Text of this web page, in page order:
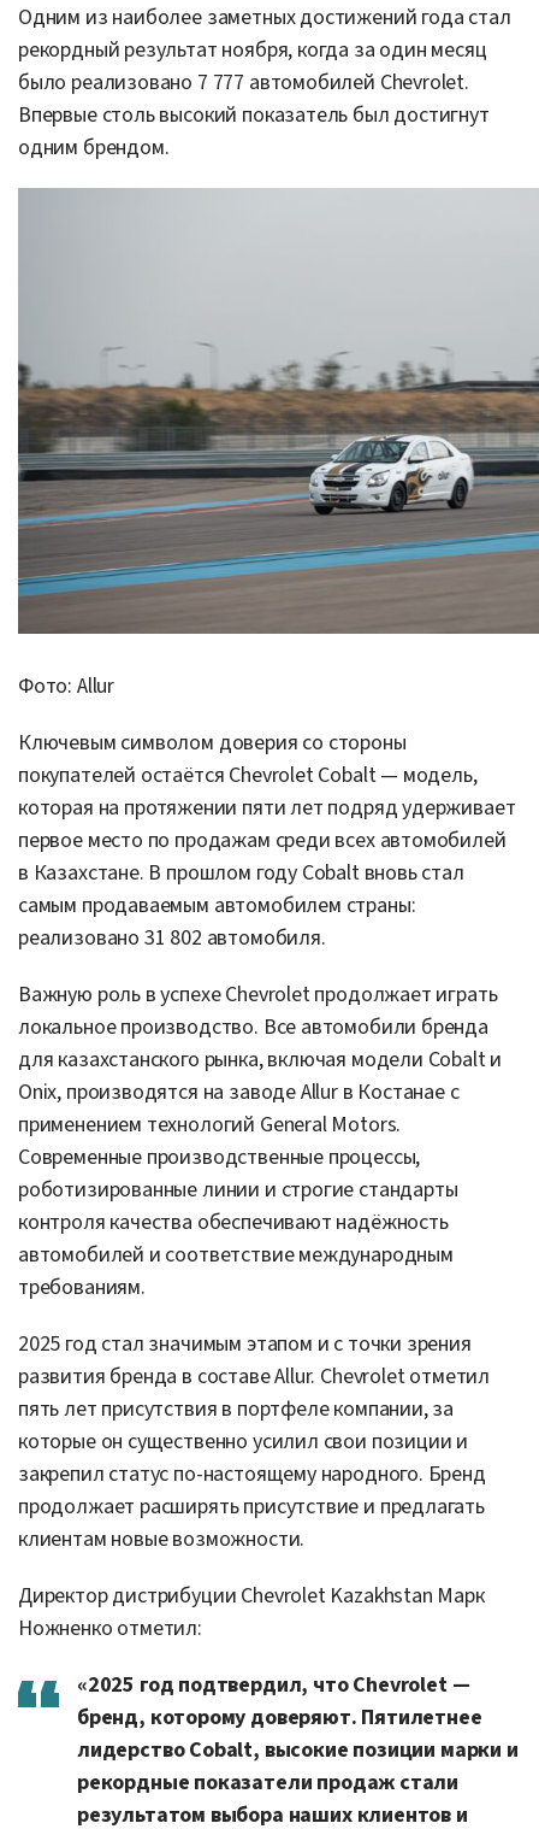
Одним из наиболее заметных достижений года стал
рекордный результат ноября, когда за один месяц
было реализовано 7 777 автомобилей Chevrolet.
Впервые столь высокий показатель был достигнут
одним брендом.
Фото: Allur
Ключевым символом доверия со стороны
покупателей остаётся Chevrolet Cobalt — модель,
которая на протяжении пяти лет подряд удерживает
первое место по продажам среди всех автомобилей
в Казахстане. В прошлом году Cobalt вновь стал
самым продаваемым автомобилем страны:
реализовано 31 802 автомобиля.
Важную роль в успехе Chevrolet продолжает играть
локальное производство. Все автомобили бренда
для казахстанского рынка, включая модели Cobalt и
Onix, производятся на заводе Allur в Костанае с
применением технологий General Motors.
Современные производственные процессы,
роботизированные линии и строгие стандарты
контроля качества обеспечивают надёжность
автомобилей и соответствие международным
требованиям.
2025 год стал значимым этапом и с точки зрения
развития бренда в составе Allur. Chevrolet отметил
пять лет присутствия в портфеле компании, за
которые он существенно усилил свои позиции и
закрепил статус по-настоящему народного. Бренд
продолжает расширять присутствие и предлагать
клиентам новые возможности.
Директор дистрибуции Chevrolet Kazakhstan Марк
Ножненко отметил:
«2025 год подтвердил, что Chevrolet —
бренд, которому доверяют. Пятилетнее
лидерство Cobalt, высокие позиции марки и
рекордные показатели продаж стали
результатом выбора наших клиентов и